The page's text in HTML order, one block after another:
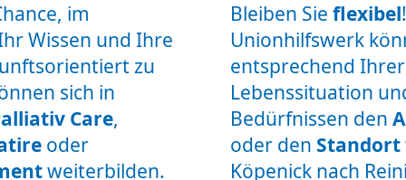
im
Wissen und Ihre
zu
sich in
Care,
oder
weiterbilden.
Bleiben Sie flexibel
Unionhilfswerk
entsprechend Ihrer
Lebenssituation
Bedürfnissen den
oder den Standort
Köpenick nach